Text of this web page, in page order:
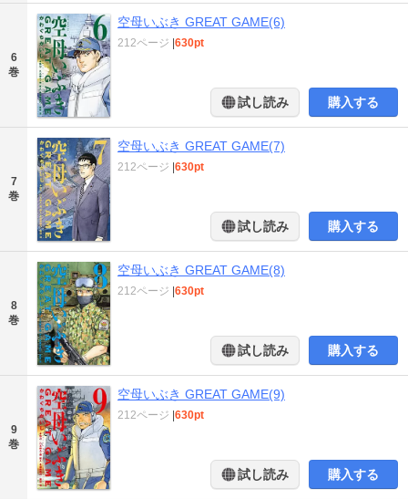
6
巻
空母いぶき GREAT GAME(6)
212ページ 630pt
試し読み 購入する
7
巻
空母いぶき GREAT GAME(7)
212ページ 630pt
試し読み 購入する
8
巻
空母いぶき GREAT GAME(8)
212ページ 630pt
試し読み 購入する
9
巻
空母いぶき GREAT GAME(9)
212ページ 630pt
試し読み 購入する